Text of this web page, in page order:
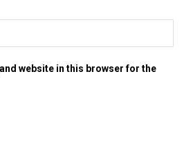
website in this browser for the